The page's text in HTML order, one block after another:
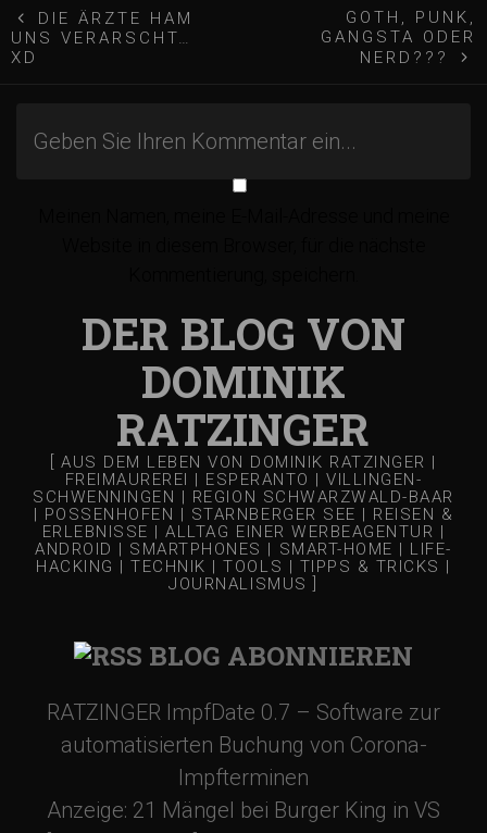
B
e
N
DIE ÄRZTE HAM
UNS VERARSCHT…
XD
GOTH, PUNK,
GANGSTA ODER
NERD???
DER BLOG VON
DOMINIK
RATZINGER
[ AUS DEM LEBEN VON DOMINIK RATZINGER |
FREIMAUREREI | ESPERANTO | VILLINGEN-
SCHWENNINGEN | REGION SCHWARZWALD-BAAR
| POSSENHOFEN | STARNBERGER SEE | REISEN &
ERLEBNISSE | ALLTAG EINER WERBEAGENTUR |
ANDROID | SMARTPHONES | SMART-HOME | LIFE-
HACKING | TECHNIK | TOOLS | TIPPS & TRICKS |
JOURNALISMUS ]
BLOG ABONNIEREN
RATZINGER ImpfDate 0.7 – Software zur
automatisierten Buchung von Corona-
Impfterminen
Anzeige: 21 Mängel bei Burger King in VS